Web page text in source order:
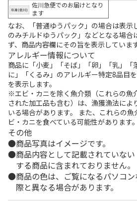
佐川急便でのお届けとなり
ます
なお、「普通ゆうパック」の場合は表示
のみチルドゆうパック」などとなる場合
ず、商品内容欄にその旨を表示しています
アレルギー情報について
商品に「小麦」「そば」「卵」「乳」「
に」「くるみ」のアレルギー特定8品目
を表示します。
※エビ・カニを除く魚介類（これらの魚
された加工品も含む）は、漁獲漁法によ
いる場合があります。 また、これらの
ビ・カニを食べている可能性があります。
その他
商品写真はイメージです。
商品内容として記載されていな
する商品に含まれておりません。
商品の色は、ご覧になるパソコ
際と異なる場合があります。